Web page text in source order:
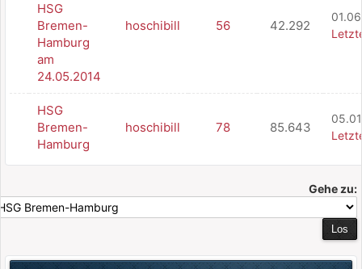
HSG
Bremen-
Hamburg
am
24.05.2014
hoschibill 56 42.292
HSG
Bremen-
Hamburg
hoschibill 78 85.643
Gehe zu: